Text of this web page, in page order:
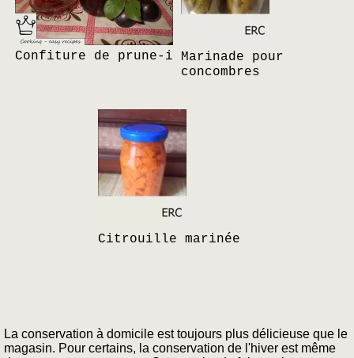
Confiture de prune-i
Marinade pour
concombres
Citrouille marinée
La conservation à domicile est toujours plus délicieuse que le
magasin. Pour certains, la conservation de l'hiver est même